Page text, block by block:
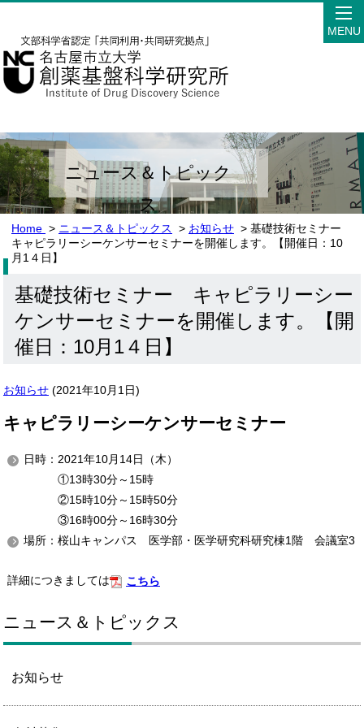
MENU
ニュース＆トピック
ス
Home > ニュース＆トピックス > お知らせ > 基礎技術セミナー
キャピラリーシーケンサーセミナーを開催します。【開催日：10
月1４日】
基礎技術セミナー キャピラリーシー
ケンサーセミナーを開催します。【開
催日：10月1４日】
お知らせ (2021年10月1日)
キャピラリーシーケンサーセミナー
日時：2021年10月14日（木）
①13時30分～15時
②15時10分～15時50分
③16時00分～16時30分
場所：桜山キャンパス 医学部・医学研究科研究棟1階 会議室3
詳細につきましては こちら
ニュース＆トピックス
お知らせ